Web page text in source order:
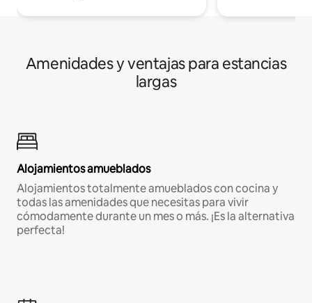
Amenidades y ventajas para estancias
largas
Alojamientos amueblados
Alojamientos totalmente amueblados con cocina y
todas las amenidades que necesitas para vivir
cómodamente durante un mes o más. ¡Es la alternativa
perfecta!